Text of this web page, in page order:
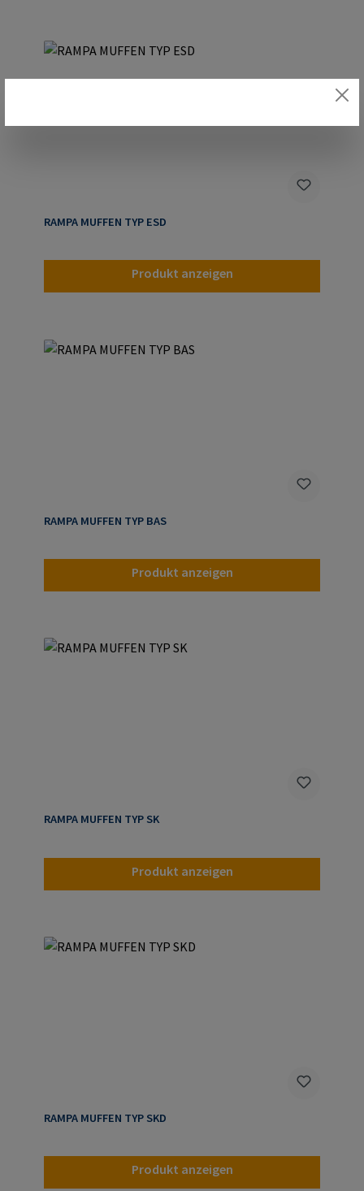
RAMPA MUFFEN TYP ESD
Produkt anzeigen
RAMPA MUFFEN TYP BAS
Produkt anzeigen
RAMPA MUFFEN TYP SK
Produkt anzeigen
RAMPA MUFFEN TYP SKD
Produkt anzeigen